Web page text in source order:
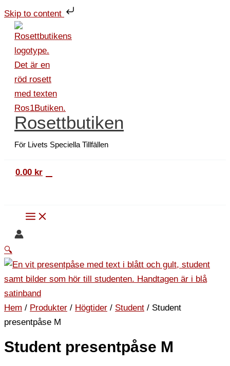
Skip to content
till
innehåll
Rosettbutiken
För Livets Speciella Tillfällen
0.00 kr
🔍
Hem / Produkter / Högtider / Student / Student
presentpåse M
Student presentpåse M
presentpåse
mängd